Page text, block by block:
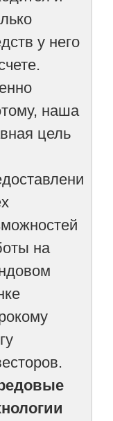
у него
наша
цель
на